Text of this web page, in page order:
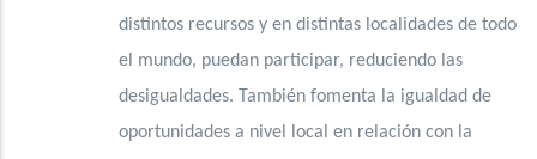
distintos recursos y en distintas localidades de todo
el mundo, puedan participar, reduciendo las
desigualdades. También fomenta la igualdad de
oportunidades a nivel local en relación con la